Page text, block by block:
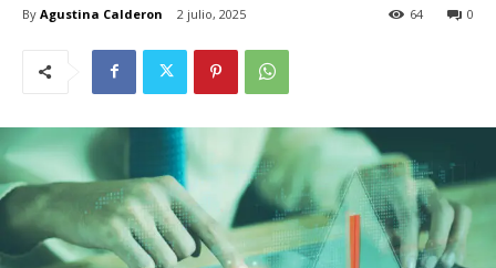
By Agustina Calderon 2 julio, 2025 0
64